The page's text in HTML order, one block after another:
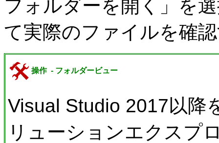
フォルダーを開く」を
て実際のファイルを確
操作 - フォルダービュー
Visual Studio 2017以降
リューションエクスプ